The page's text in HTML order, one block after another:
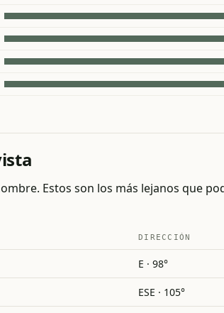
Estos son los más lejanos que
DIRECCIÓN
E · 98°
ESE · 105°